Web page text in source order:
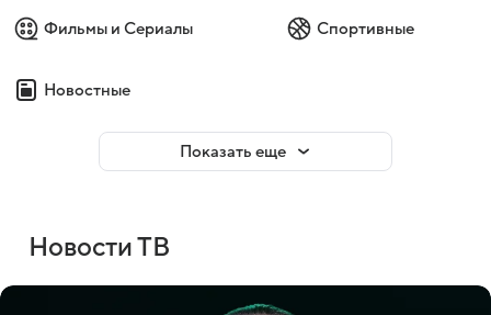
Фильмы и Сериалы Спортивные
Новостные
Показать еще
Новости ТВ